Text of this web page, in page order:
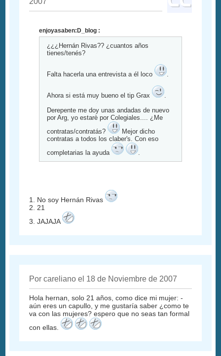
enjoyasaben:D_blog :
¿¿¿Hernán Rivas?? ¿cuantos años
tienes/tenés?
Falta hacerla una entrevista a él loco
Ahora si está muy bueno el tip Grax
Derepente me doy unas andadas de nuevo
por Arg, yo estarè por Colegiales.... ¿Me
contratas/contratás?
Mejor dicho
contratas a todos los claber's. Con eso
completarias la ayuda
1. No soy Hernán Rivas
2. 21
3. JAJAJA
Por careliano el 18 de Noviembre de 2007
Hola hernan, solo 21 años, como dice mi mujer: -
aún eres un capullo, y me gustaría saber ¿como te
va con las mujeres? espero que no seas tan formal
con ellas.